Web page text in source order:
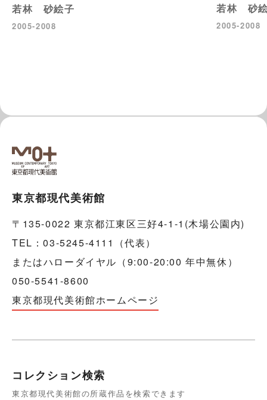
若林 砂絵子
2005-2008
若林 砂
2005-2008
東京都現代美術館
〒135-0022 東京都江東区三好4-1-1(木場公園内)
TEL：03-5245-4111（代表）
またはハローダイヤル（9:00-20:00 年中無休）
050-5541-8600
東京都現代美術館ホームページ
コレクション検索
東京都現代美術館の所蔵作品を検索できます